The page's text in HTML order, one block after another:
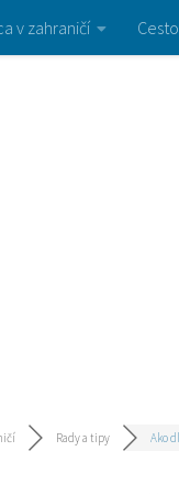
v zahraničí
Rady a tipy Ako